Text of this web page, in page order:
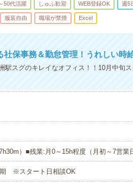
50代活躍 しゅふ歓迎 WEB登録OK 週5
服装自由 職場が禁煙 Excel
保事務＆勤怠管理！うれしい時
駅スグのキレイなオフィス！！10月中旬
）■残業:月0～15h程度（月初～7営業
期 ※スタート日相談OK